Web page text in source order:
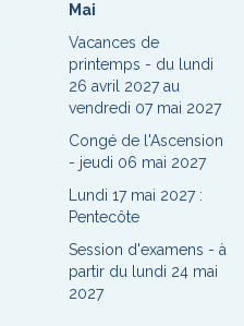
Mai
Vacances de
printemps - du lundi
26 avril 2027 au
vendredi 07 mai 2027
Congé de l'Ascension
- jeudi 06 mai 2027
Lundi 17 mai 2027 :
Pentecôte
Session d'examens - à
partir du lundi 24 mai
2027